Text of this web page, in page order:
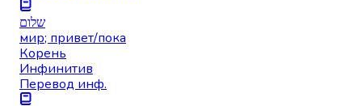
שלום
мир; привет/пока
Корень
Инфинитив
Перевод инф.